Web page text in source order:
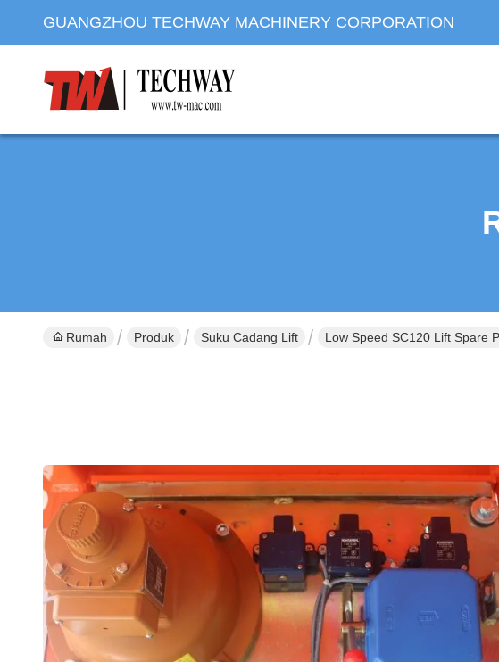
GUANGZHOU TECHWAY MACHINERY CORPORATION
Rumah Produk Suku Cadang Lift Low Speed SC120 Lift Spare